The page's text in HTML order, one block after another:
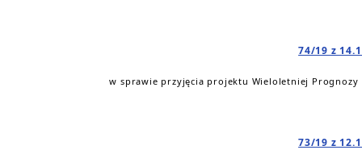
74/19 z
w sprawie przyjęcia projektu Wieloletniej Prognozy
73/19 z